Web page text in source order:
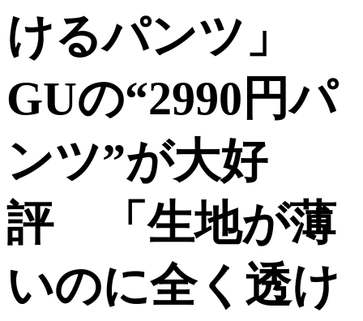
けるパンツ」
GUの“2990円パ
ンツ”が大好
評 「生地が薄
いのに全く透け